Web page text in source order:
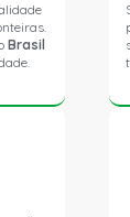
1.6 16V
1.6 16V
Brasil